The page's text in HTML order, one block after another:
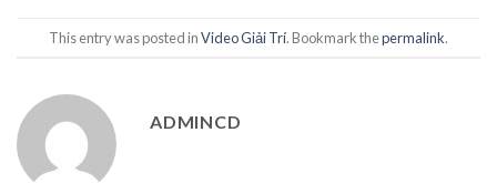
This entry was posted inVideo Giải Trí. Bookmark thepermalink.
ADMINCD